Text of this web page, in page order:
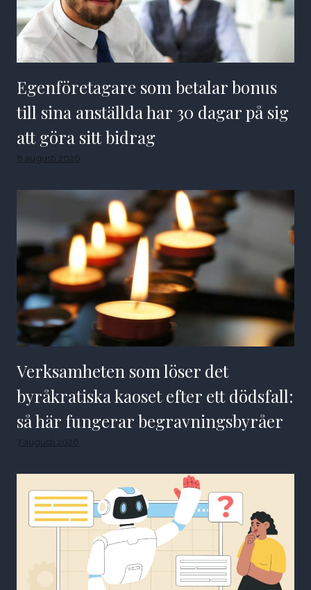
Egenföretagare som betalar bonus
till sina anställda har 30 dagar på sig
att göra sitt bidrag
8 augusti 2026
Verksamheten som löser det
byråkratiska kaoset efter ett dödsfall:
så här fungerar begravningsbyråer
7 augusti 2026